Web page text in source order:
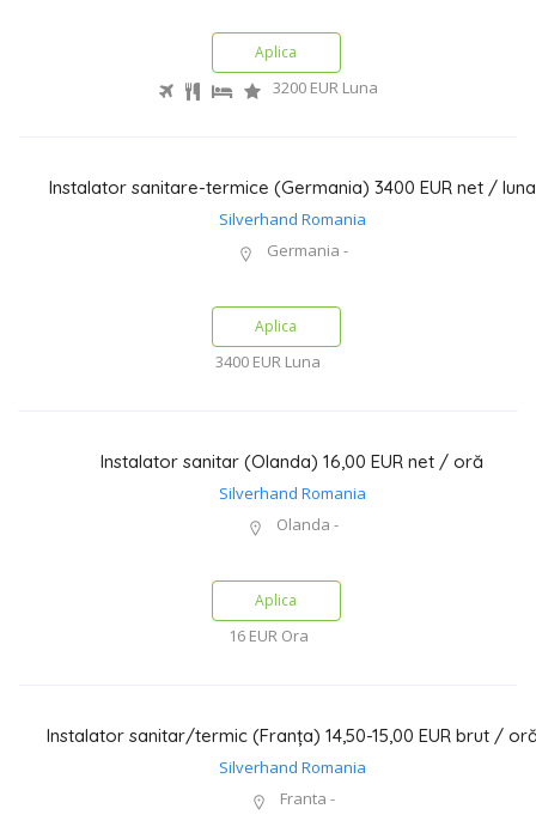
Aplica
3200 EURLuna
Instalator sanitare-termice (Germania) 3400 EUR net / luna
Silverhand Romania
Germania -
Aplica
3400 EUR Luna
Instalator sanitar (Olanda) 16,00 EUR net / oră
Silverhand Romania
Olanda -
Aplica
16 EUROra
Instalator sanitar/termic (Franța) 14,50-15,00 EUR brut /
Silverhand Romania
Franta -